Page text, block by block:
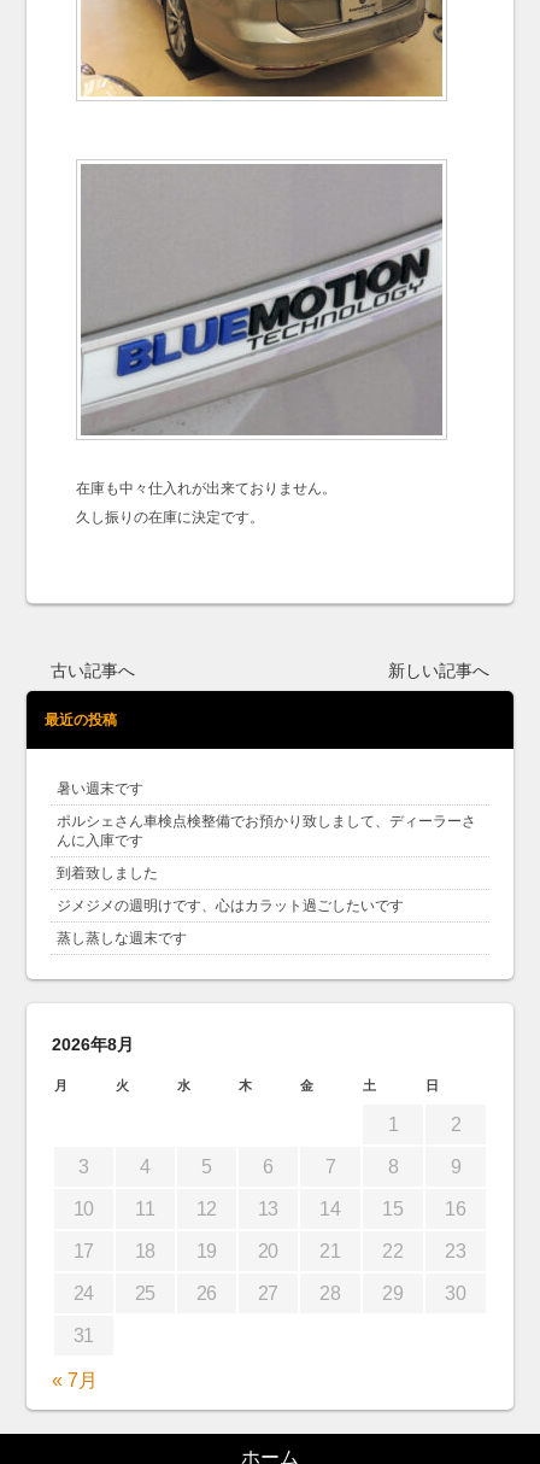
在庫も中々仕入れが出来ておりません。
久し振りの在庫に決定です。
古い記事へ 新しい記事へ
最近の投稿
暑い週末です
ポルシェさん車検点検整備でお預かり致しまして、ディーラーさ
んに入庫です
到着致しました
ジメジメの週明けです、心はカラット過ごしたいです
蒸し蒸しな週末です
2026年8月
月 火 水 木 金 土 日
1 2
3 4 5 6 7 8 9
10 11 12 13 14 15 16
17 18 19 20 21 22 23
24 25 26 27 28 29 30
31
« 7月
ホーム